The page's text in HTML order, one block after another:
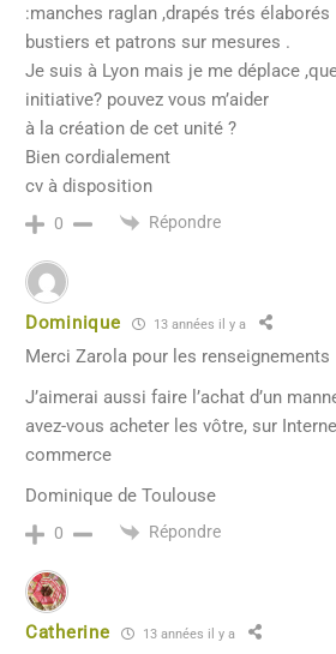
:manches raglan ,drapés trés élaborés
bustiers et patrons sur mesures .
Je suis à Lyon mais je me déplace
initiative? pouvez vous m’aider
à la création de cet unité ?
Bien cordialement
cv à disposition
0 Répondre
Dominique 13 années il y a
Merci Zarola pour les renseignements
J’aimerai aussi faire l’achat d’un
avez-vous acheter les vôtre, sur
commerce
Dominique de Toulouse
0 Répondre
Catherine 13 années il y a